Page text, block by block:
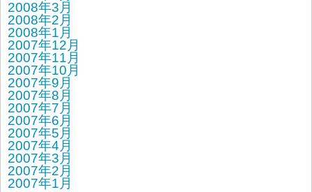
2008年3月
2008年2月
2008年1月
2007年12月
2007年11月
2007年10月
2007年9月
2007年8月
2007年7月
2007年6月
2007年5月
2007年4月
2007年3月
2007年2月
2007年1月